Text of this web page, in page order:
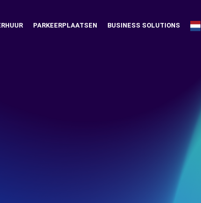
PARKEERPLAATSEN BUSINESS SOLUTIONS